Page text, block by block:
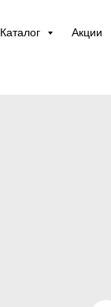
Каталог Акции